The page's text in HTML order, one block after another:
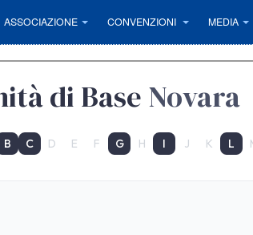
ASSOCIAZIONE CONVENZIONI MEDIA